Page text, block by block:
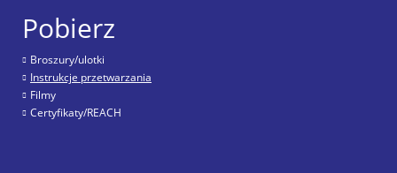
Pobierz
Broszury/ulotki
Instrukcje przetwarzania
Filmy
Certyfikaty/REACH